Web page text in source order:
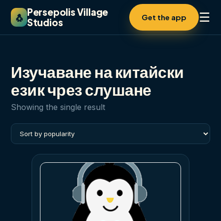
🐧 Persepolis Village
Studios
Get the app ☰
Изучаване на китайски
език чрез слушане
Showing the single result